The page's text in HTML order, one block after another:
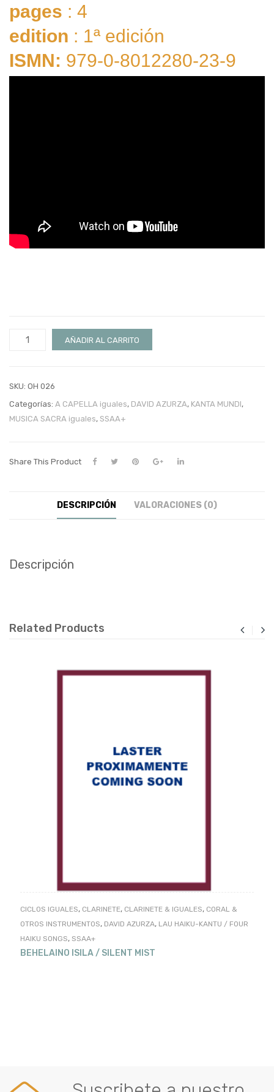
pages : 4
edition : 1ª edición
ISMN: 979-0-8012280-23-9
GOOD
AÑADIR AL CARRITO
SKU: OH 026
Categorías: A CAPELLA iguales, DAVID AZURZA, KANTA MUNDI,
MUSICA SACRA iguales, SSAA+
Share This Product
DESCRIPCIÓN VALORACIONES (0)
Descripción
Related Products
CICLOS IGUALES, CLARINETE, CLARINETE & IGUALES, CORAL &
OTROS INSTRUMENTOS, DAVID AZURZA, LAU HAIKU-KANTU / FOUR
HAIKU SONGS, SSAA+
BEHELAINO ISILA / SILENT MIST